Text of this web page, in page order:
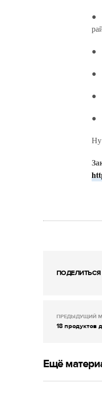
●
●
●
●
●
Ну
ПОДЕЛИТЬСЯ
ПРЕДЫДУЩИЙ
18 продуктов
Ещё